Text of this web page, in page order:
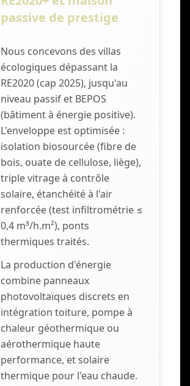
passive de prestige
Nous concevons des villas
écologiques dépassant la
RE2020 (cap 2025), jusqu'au
niveau passif et BEPOS
(bâtiment à énergie positive).
L'enveloppe est optimisée :
isolation biosourcée (fibre de
bois, ouate de cellulose, liège),
triple vitrage à contrôle
solaire, étanchéité à l'air
renforcée (test infiltrométrie ≤
0,4 m³/h.m²), ponts
thermiques traités.
La production d'énergie
combine panneaux
photovoltaïques discrets en
intégration toiture, pompe à
chaleur géothermique ou
aérothermique haute
performance, et solaire
thermique pour l'eau chaude.